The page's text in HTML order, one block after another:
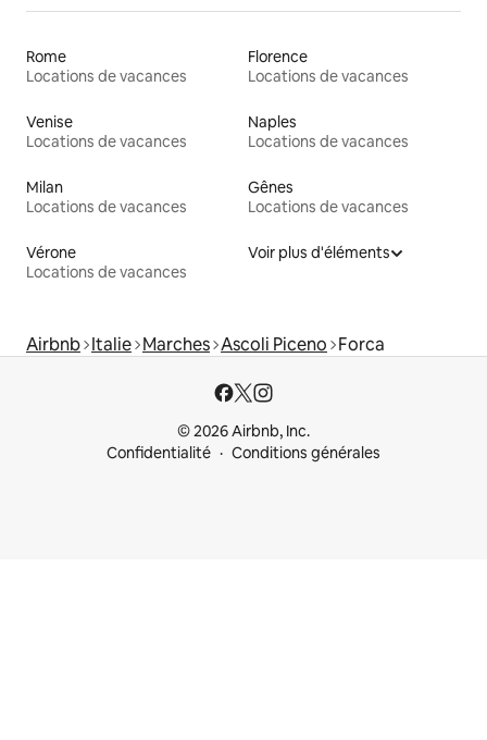
Rome
Locations de vacances
Florence
Locations de vacances
Venise
Locations de vacances
Naples
Locations de vacances
Milan
Locations de vacances
Gênes
Locations de vacances
Vérone
Locations de vacances
Voir plus d'éléments
Airbnb Italie Marches Ascoli Piceno Forca
© 2026 Airbnb, Inc.
Confidentialité
Conditions générales